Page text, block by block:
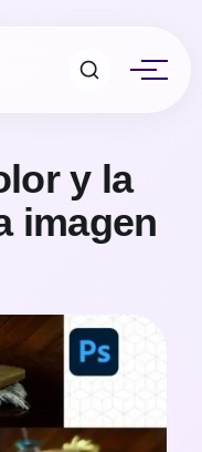
y la
imagen